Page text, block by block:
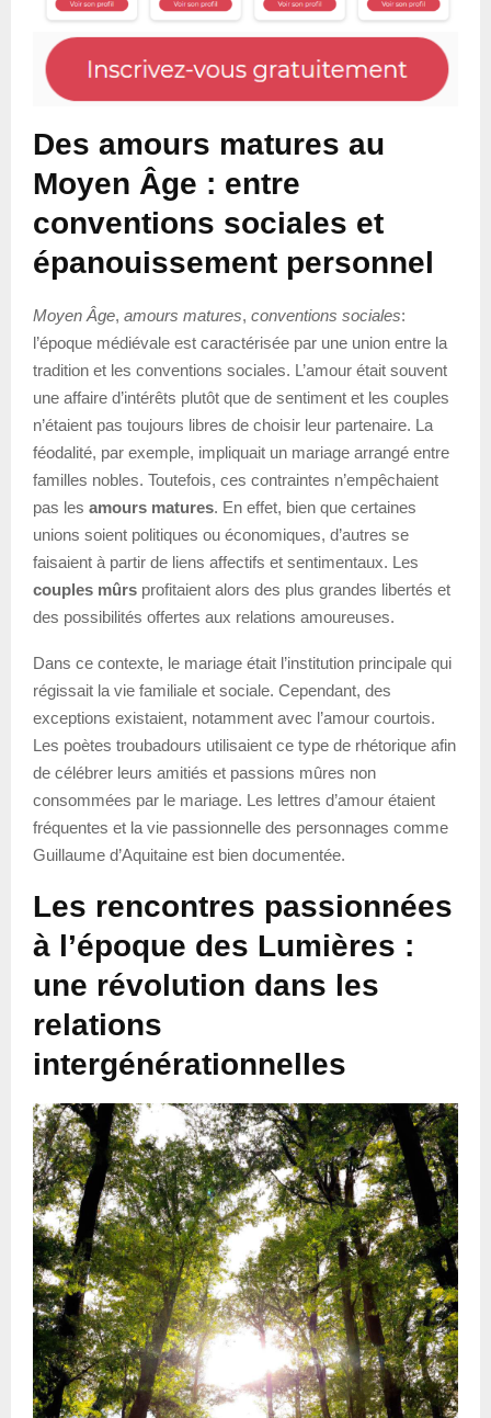
Des amours matures au
Moyen Âge : entre
conventions sociales et
épanouissement personnel
Moyen Âge, amours matures, conventions sociales:
l’époque médiévale est caractérisée par une union entre la
tradition et les conventions sociales. L’amour était souvent
une affaire d’intérêts plutôt que de sentiment et les couples
n’étaient pas toujours libres de choisir leur partenaire. La
féodalité, par exemple, impliquait un mariage arrangé entre
familles nobles. Toutefois, ces contraintes n’empêchaient
pas les amours matures. En effet, bien que certaines
unions soient politiques ou économiques, d’autres se
faisaient à partir de liens affectifs et sentimentaux. Les
couples mûrs profitaient alors des plus grandes libertés et
des possibilités offertes aux relations amoureuses.
Dans ce contexte, le mariage était l’institution principale qui
régissait la vie familiale et sociale. Cependant, des
exceptions existaient, notamment avec l’amour courtois.
Les poètes troubadours utilisaient ce type de rhétorique afin
de célébrer leurs amitiés et passions mûres non
consommées par le mariage. Les lettres d’amour étaient
fréquentes et la vie passionnelle des personnages comme
Guillaume d’Aquitaine est bien documentée.
Les rencontres passionnées
à l’époque des Lumières :
une révolution dans les
relations
intergénérationnelles